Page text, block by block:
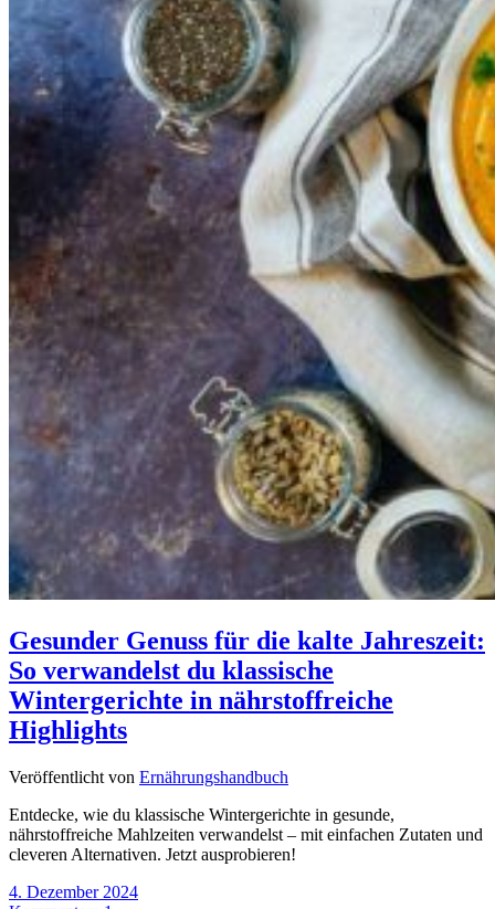
Gesunder Genuss für die kalte Jahreszeit:
So verwandelst du klassische
Wintergerichte in nährstoffreiche
Highlights
Veröffentlicht von Ernährungshandbuch
Entdecke, wie du klassische Wintergerichte in gesunde,
nährstoffreiche Mahlzeiten verwandelst – mit einfachen Zutaten und
cleveren Alternativen. Jetzt ausprobieren!
4. Dezember 2024